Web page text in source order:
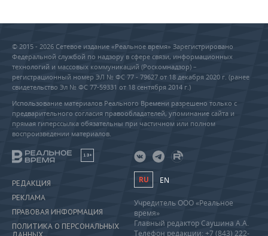
© 2015 - 2026 Сетевое издание «Реальное время» Зарегистрировано
Федеральной службой по надзору в сфере связи, информационных
технологий и массовых коммуникаций (Роскомнадзор) –
регистрационный номер ЭЛ № ФС 77 - 79627 от 18 декабря 2020 г. (ранее
свидетельство Эл № ФС 77-59331 от 18 сентября 2014 г.)
Использование материалов Реального Времени разрешено только с
предварительного согласия правообладателей, упоминание сайта и
прямая гиперссылка обязательны при частичном или полном
воспроизведении материалов.
18+
РЕДАКЦИЯ
РЕКЛАМА
ПРАВОВАЯ ИНФОРМАЦИЯ
ПОЛИТИКА О ПЕРСОНАЛЬНЫХ
RU EN
Учредитель ООО «Реальное
время»
Главный редактор Саушина А.А.
Телефон редакции: +7 (843) 222-